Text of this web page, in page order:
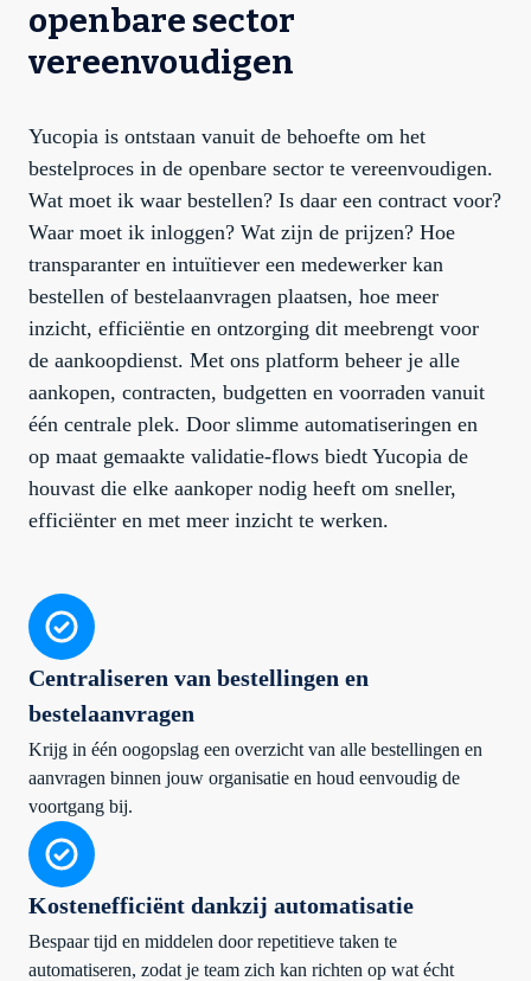
openbare sector
vereenvoudigen
Yucopia is ontstaan vanuit de behoefte om het
bestelproces in de openbare sector te vereenvoudigen.
Wat moet ik waar bestellen? Is daar een contract voor?
Waar moet ik inloggen? Wat zijn de prijzen? Hoe
transparanter en intuïtiever een medewerker kan
bestellen of bestelaanvragen plaatsen, hoe meer
inzicht, efficiëntie en ontzorging dit meebrengt voor
de aankoopdienst. Met ons platform beheer je alle
aankopen, contracten, budgetten en voorraden vanuit
één centrale plek. Door slimme automatiseringen en
op maat gemaakte validatie-flows biedt Yucopia de
houvast die elke aankoper nodig heeft om sneller,
efficiënter en met meer inzicht te werken.
Centraliseren van bestellingen en
bestelaanvragen
Krijg in één oogopslag een overzicht van alle bestellingen en
aanvragen binnen jouw organisatie en houd eenvoudig de
voortgang bij.
Kostenefficiënt dankzij automatisatie
Bespaar tijd en middelen door repetitieve taken te
automatiseren, zodat je team zich kan richten op wat écht